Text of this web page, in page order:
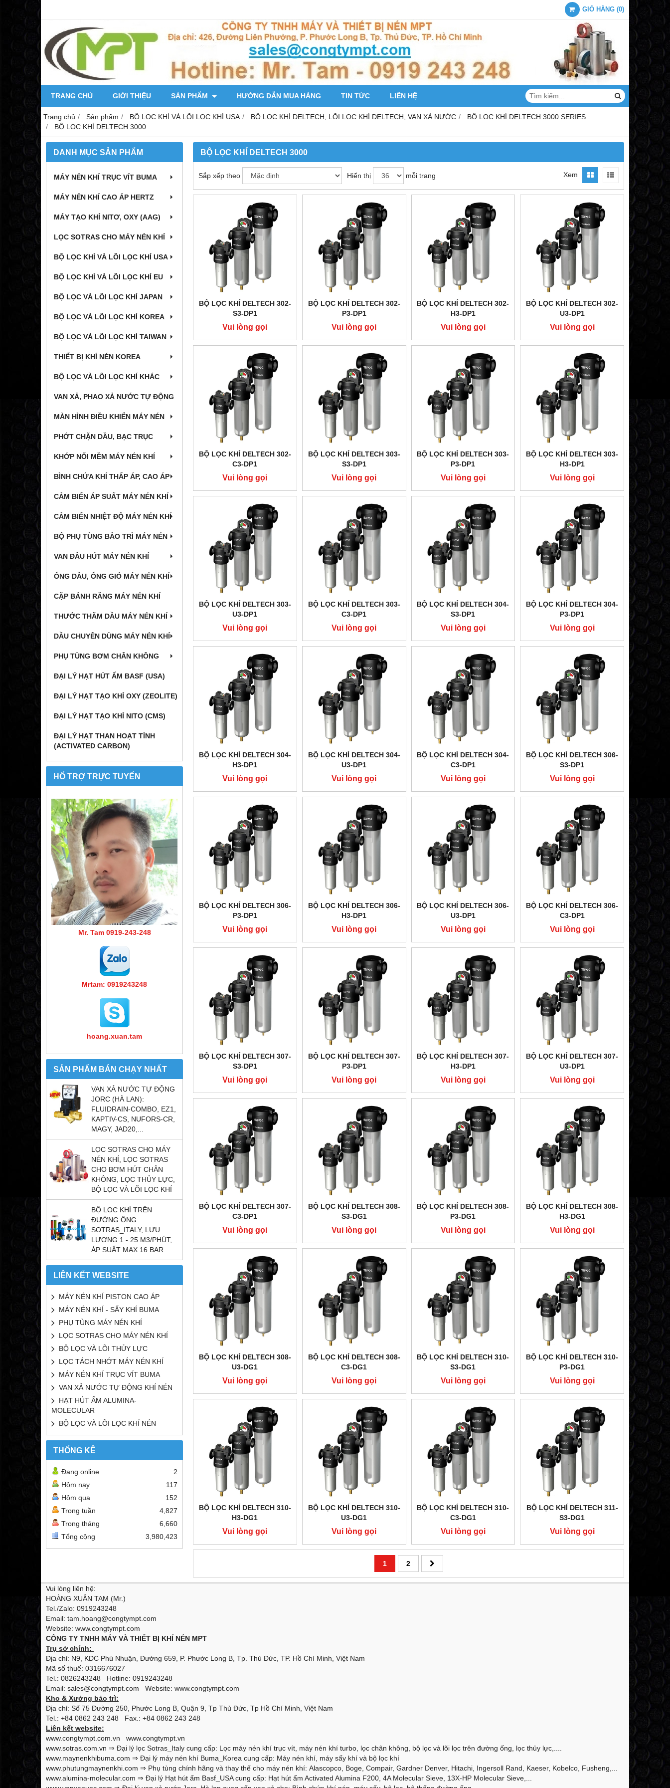
GIỎ HÀNG (0)
TRANG CHỦ GIỚI THIỆU SẢN PHẨM HƯỚNG DẪN MUA HÀNG TIN TỨC LIÊN HỆ
Trang chủ Sản phẩm BỘ LỌC KHÍ VÀ LÕI LỌC KHÍ USA BỘ LỌC KHÍ DELTECH, LÕI LỌC KHÍ DELTECH, VAN XẢ NƯỚC
BỘ LỌC KHÍ DELTECH 3000 SERIES
BỘ LỌC KHÍ DELTECH 3000
DANH MỤC SẢN PHẨM
MÁY NÉN KHÍ TRỤC VÍT BUMA
MÁY NÉN KHÍ CAO ÁP HERTZ
MÁY TẠO KHÍ NITƠ, OXY (AAG)
LỌC SOTRAS CHO MÁY NÉN KHÍ
BỘ LỌC KHÍ VÀ LÕI LỌC KHÍ USA
BỘ LỌC KHÍ VÀ LÕI LỌC KHÍ EU
BỘ LỌC VÀ LÕI LỌC KHÍ JAPAN
BỘ LỌC VÀ LÕI LỌC KHÍ KOREA
BỘ LỌC VÀ LÕI LỌC KHÍ TAIWAN
THIẾT BỊ KHÍ NÉN KOREA
BỘ LỌC VÀ LÕI LỌC KHÍ KHÁC
VAN XẢ, PHAO XẢ NƯỚC TỰ ĐỘNG
MÀN HÌNH ĐIỀU KHIỂN MÁY NÉN
PHỚT CHẶN DẦU, BẠC TRỤC
KHỚP NỐI MỀM MÁY NÉN KHÍ
BÌNH CHỨA KHÍ THẤP ÁP, CAO ÁP
CẢM BIẾN ÁP SUẤT MÁY NÉN KHÍ
CẢM BIẾN NHIỆT ĐỘ MÁY NÉN KHÍ
BỘ PHỤ TÙNG BẢO TRÌ MÁY NÉN
VAN ĐẦU HÚT MÁY NÉN KHÍ
ỐNG DẦU, ỐNG GIÓ MÁY NÉN KHÍ
CẶP BÁNH RĂNG MÁY NÉN KHÍ
THƯỚC THĂM DẦU MÁY NÉN KHÍ
DẦU CHUYÊN DÙNG MÁY NÉN KHÍ
PHỤ TÙNG BƠM CHÂN KHÔNG
ĐẠI LÝ HẠT HÚT ẨM BASF (USA)
ĐẠI LÝ HẠT TẠO KHÍ OXY (ZEOLITE)
ĐẠI LÝ HẠT TẠO KHÍ NITO (CMS)
ĐẠI LÝ HẠT THAN HOẠT TÍNH
(ACTIVATED CARBON)
HỔ TRỢ TRỰC TUYẾN
Mr. Tam 0919-243-248
Mrtam: 0919243248
hoang.xuan.tam
SẢN PHẨM BÁN CHẠY NHẤT
VAN XẢ NƯỚC TỰ ĐỘNG
JORC (HÀ LAN):
FLUIDRAIN-COMBO, EZ1,
KAPTIV-CS, NUFORS-CR,
MAGY, JAD20,...
LỌC SOTRAS CHO MÁY
NÉN KHÍ, LỌC SOTRAS
CHO BƠM HÚT CHÂN
KHÔNG, LỌC THỦY LỰC,
BỘ LỌC VÀ LÕI LỌC KHÍ
BỘ LỌC KHÍ TRÊN
ĐƯỜNG ỐNG
SOTRAS_ITALY, LƯU
LƯỢNG 1 - 25 M3/PHÚT,
ÁP SUẤT MAX 16 BAR
LIÊN KẾT WEBSITE
MÁY NÉN KHÍ PISTON CAO ÁP
MÁY NÉN KHÍ - SẤY KHÍ BUMA
PHỤ TÙNG MÁY NÉN KHÍ
LỌC SOTRAS CHO MÁY NÉN KHÍ
BỘ LỌC VÀ LÕI THỦY LỰC
LỌC TÁCH NHỚT MÁY NÉN KHÍ
MÁY NÉN KHÍ TRỤC VÍT BUMA
VAN XẢ NƯỚC TỰ ĐỘNG KHÍ NÉN
HẠT HÚT ẨM ALUMINA-
MOLECULAR
BỘ LỌC VÀ LÕI LỌC KHÍ NÉN
THỐNG KÊ
Đang online
2
Hôm nay
117
Hôm qua
152
Trong tuần
4,827
Trong tháng
6,660
Tổng cộng
3,980,423
BỘ LỌC KHÍ DELTECH 3000
Sắp xếp theo Hiển thị mỗi trang Xem
BỘ LỌC KHÍ DELTECH 302-
S3-DP1
Vui lòng gọi
BỘ LỌC KHÍ DELTECH 302-
P3-DP1
Vui lòng gọi
BỘ LỌC KHÍ DELTECH 302-
H3-DP1
Vui lòng gọi
BỘ LỌC KHÍ DELTECH 302-
U3-DP1
Vui lòng gọi
BỘ LỌC KHÍ DELTECH 302-
C3-DP1
Vui lòng gọi
BỘ LỌC KHÍ DELTECH 303-
S3-DP1
Vui lòng gọi
BỘ LỌC KHÍ DELTECH 303-
P3-DP1
Vui lòng gọi
BỘ LỌC KHÍ DELTECH 303-
H3-DP1
Vui lòng gọi
BỘ LỌC KHÍ DELTECH 303-
U3-DP1
Vui lòng gọi
BỘ LỌC KHÍ DELTECH 303-
C3-DP1
Vui lòng gọi
BỘ LỌC KHÍ DELTECH 304-
S3-DP1
Vui lòng gọi
BỘ LỌC KHÍ DELTECH 304-
P3-DP1
Vui lòng gọi
BỘ LỌC KHÍ DELTECH 304-
H3-DP1
Vui lòng gọi
BỘ LỌC KHÍ DELTECH 304-
U3-DP1
Vui lòng gọi
BỘ LỌC KHÍ DELTECH 304-
C3-DP1
Vui lòng gọi
BỘ LỌC KHÍ DELTECH 306-
S3-DP1
Vui lòng gọi
BỘ LỌC KHÍ DELTECH 306-
P3-DP1
Vui lòng gọi
BỘ LỌC KHÍ DELTECH 306-
H3-DP1
Vui lòng gọi
BỘ LỌC KHÍ DELTECH 306-
U3-DP1
Vui lòng gọi
BỘ LỌC KHÍ DELTECH 306-
C3-DP1
Vui lòng gọi
BỘ LỌC KHÍ DELTECH 307-
S3-DP1
Vui lòng gọi
BỘ LỌC KHÍ DELTECH 307-
P3-DP1
Vui lòng gọi
BỘ LỌC KHÍ DELTECH 307-
H3-DP1
Vui lòng gọi
BỘ LỌC KHÍ DELTECH 307-
U3-DP1
Vui lòng gọi
BỘ LỌC KHÍ DELTECH 307-
C3-DP1
Vui lòng gọi
BỘ LỌC KHÍ DELTECH 308-
S3-DG1
Vui lòng gọi
BỘ LỌC KHÍ DELTECH 308-
P3-DG1
Vui lòng gọi
BỘ LỌC KHÍ DELTECH 308-
H3-DG1
Vui lòng gọi
BỘ LỌC KHÍ DELTECH 308-
U3-DG1
Vui lòng gọi
BỘ LỌC KHÍ DELTECH 308-
C3-DG1
Vui lòng gọi
BỘ LỌC KHÍ DELTECH 310-
S3-DG1
Vui lòng gọi
BỘ LỌC KHÍ DELTECH 310-
P3-DG1
Vui lòng gọi
BỘ LỌC KHÍ DELTECH 310-
H3-DG1
Vui lòng gọi
BỘ LỌC KHÍ DELTECH 310-
U3-DG1
Vui lòng gọi
BỘ LỌC KHÍ DELTECH 310-
C3-DG1
Vui lòng gọi
BỘ LỌC KHÍ DELTECH 311-
S3-DG1
Vui lòng gọi
1 2
Vui lòng liên hệ:
HOÀNG XUÂN TAM (Mr.)
Tel./Zalo: 0919243248
Email: tam.hoang@congtympt.com
Website: www.congtympt.com
CÔNG TY TNHH MÁY VÀ THIẾT BỊ KHÍ NÉN MPT
Trụ sở chính:
Địa chỉ: N9, KDC Phú Nhuận, Đường 659, P. Phước Long B, Tp. Thủ Đức, TP. Hồ Chí Minh, Việt Nam
Mã số thuế: 0316676027
Tel.: 0826243248 Hotline: 0919243248
Email: sales@congtympt.com Website: www.congtympt.com
Kho & Xưởng bảo trì:
Địa chỉ: Số 75 Đường 250, Phước Long B, Quận 9, Tp Thủ Đức, Tp Hồ Chí Minh, Việt Nam
Tel.: +84 0862 243 248 Fax.: +84 0862 243 248
Liên kết website:
www.congtympt.com.vn
www.congtympt.vn
www.sotras.com.vn ⇒ Đại lý lọc Sotras_Italy cung cấp: Lọc máy nén khí trục vít, máy nén khí turbo, lọc chân không, bộ lọc và lõi lọc trên đường ống, lọc thủy lực,....
www.maynenkhibuma.com ⇒ Đại lý máy nén khí Buma_Korea cung cấp: Máy nén khí, máy sấy khí và bộ lọc khí
www.phutungmaynenkhi.com ⇒ Phụ tùng chính hãng và thay thế cho máy nén khí: Alascopco, Boge, Compair, Gardner Denver, Hitachi, Ingersoll Rand, Kaeser, Kobelco, Fusheng,...
www.alumina-molecular.com ⇒ Đại lý Hạt hút ẩm Basf_USA cung cấp: Hạt hút ẩm Activated Alumina F200, 4A Molecular Sieve, 13X-HP Molecular Sieve,...